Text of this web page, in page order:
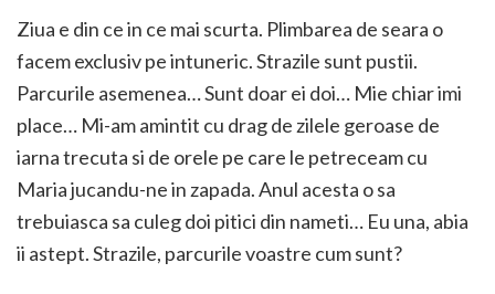
Ziua e din ce in ce mai scurta. Plimbarea de seara o
facem exclusiv pe intuneric. Strazile sunt pustii.
Parcurile asemenea… Sunt doar ei doi… Mie chiar imi
place… Mi-am amintit cu drag de zilele geroase de
iarna trecuta si de orele pe care le petreceam cu
Maria jucandu-ne in zapada. Anul acesta o sa
trebuiasca sa culeg doi pitici din nameti… Eu una, abia
ii astept. Strazile, parcurile voastre cum sunt?